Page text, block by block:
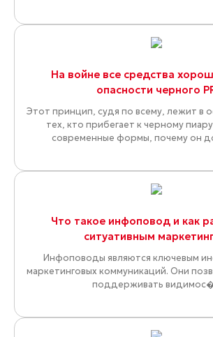
На войне все средства
опасности черного
Этот принцип, судя по всему, лежит в
тех, кто прибегает к черному
современные формы, почему он
Что такое инфоповод и как
ситуативным
Инфоповоды являются ключевым
маркетинговых коммуникаций. Они
поддерживать